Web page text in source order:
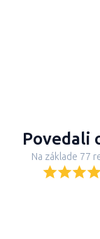
Povedali
Na základe 77